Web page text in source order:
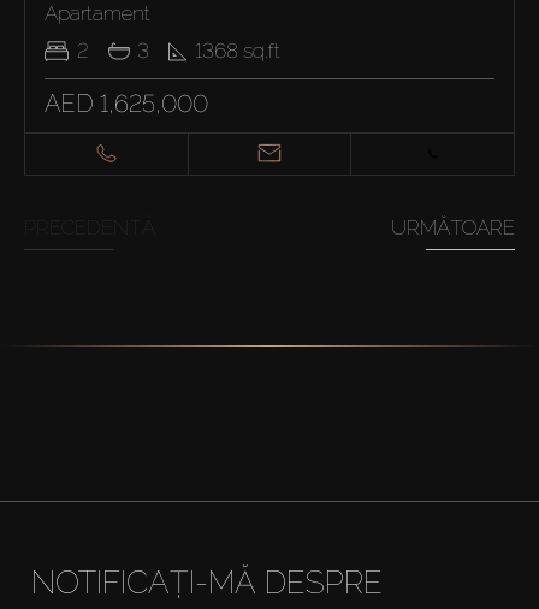
Apartament
2
3 1368 sq.ft
AED 1,625,000
URMĂTOARE
NOTIFICAȚI-MĂ DESPRE